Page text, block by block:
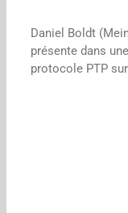
Daniel Boldt
présente dans une
protocole PTP